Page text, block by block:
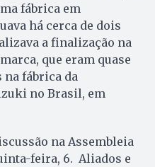
fábrica em
há cerca de dois
a finalização na
que eram quase
fábrica da
no Brasil, em
na Assembleia
feira, 6. Aliados e